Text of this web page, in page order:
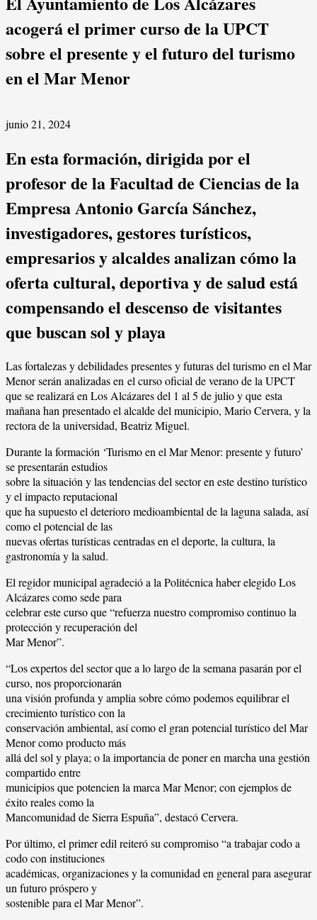
acogerá el primer curso de la UPCT
sobre el presente y el futuro del turismo
en el Mar Menor
junio 21, 2024
En esta formación, dirigida por el
profesor de la Facultad de Ciencias de la
Empresa Antonio García Sánchez,
investigadores, gestores turísticos,
empresarios y alcaldes analizan cómo la
oferta cultural, deportiva y de salud está
compensando el descenso de visitantes
que buscan sol y playa
Las fortalezas y debilidades presentes y futuras del turismo en el Mar
Menor serán analizadas en el curso oficial de verano de la UPCT
que se realizará en Los Alcázares del 1 al 5 de julio y que esta
mañana han presentado el alcalde del municipio, Mario Cervera, y la
rectora de la universidad, Beatriz Miguel.
Durante la formación ‘Turismo en el Mar Menor: presente y futuro’
se presentarán estudios
sobre la situación y las tendencias del sector en este destino turístico
y el impacto reputacional
que ha supuesto el deterioro medioambiental de la laguna salada, así
como el potencial de las
nuevas ofertas turísticas centradas en el deporte, la cultura, la
gastronomía y la salud.
El regidor municipal agradeció a la Politécnica haber elegido Los
Alcázares como sede para
celebrar este curso que “refuerza nuestro compromiso continuo la
protección y recuperación del
Mar Menor”.
“Los expertos del sector que a lo largo de la semana pasarán por el
curso, nos proporcionarán
una visión profunda y amplia sobre cómo podemos equilibrar el
crecimiento turístico con la
conservación ambiental, así como el gran potencial turístico del Mar
Menor como producto más
allá del sol y playa; o la importancia de poner en marcha una gestión
compartido entre
municipios que potencien la marca Mar Menor; con ejemplos de
éxito reales como la
Mancomunidad de Sierra Espuña”, destacó Cervera.
Por último, el primer edil reiteró su compromiso “a trabajar codo a
codo con instituciones
académicas, organizaciones y la comunidad en general para asegurar
un futuro próspero y
sostenible para el Mar Menor”.